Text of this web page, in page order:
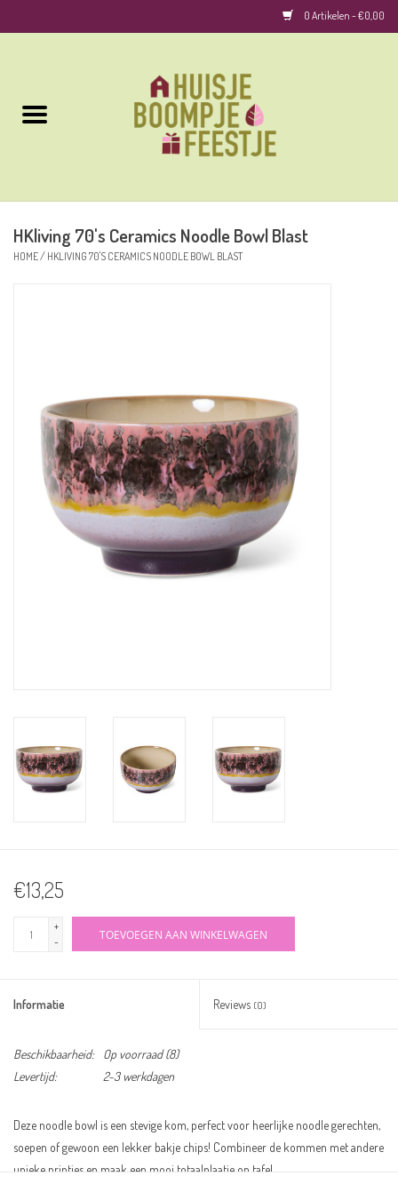
0 Artikelen - €0,00
Woonaccessoires
HKliving 70's Ceramics Noodle Bowl Blast
HOME/ HKLIVING 70'S CERAMICS NOODLE BOWL BLAST
€13,25
+
-
TOEVOEGEN AAN WINKELWAGEN
Informatie Reviews (0)
Beschikbaarheid: Op voorraad(8)
Levertijd:
2-3 werkdagen
Deze noodle bowl is een stevige kom, perfect voor heerlijke noodle gerechten,
soepen of gewoon een lekker bakje chips! Combineer de kommen met andere
unieke printjes en maak een mooi totaalplaatje op tafel.